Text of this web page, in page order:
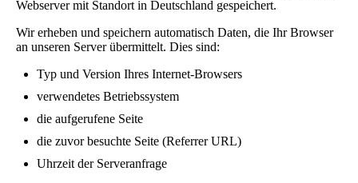
Webserver mit Standort in Deutschland gespeichert.
Wir erheben und speichern automatisch Daten, die Ihr Browser
an unseren Server übermittelt. Dies sind:
Typ und Version Ihres Internet-Browsers
verwendetes Betriebssystem
die aufgerufene Seite
die zuvor besuchte Seite (Referrer URL)
Uhrzeit der Serveranfrage